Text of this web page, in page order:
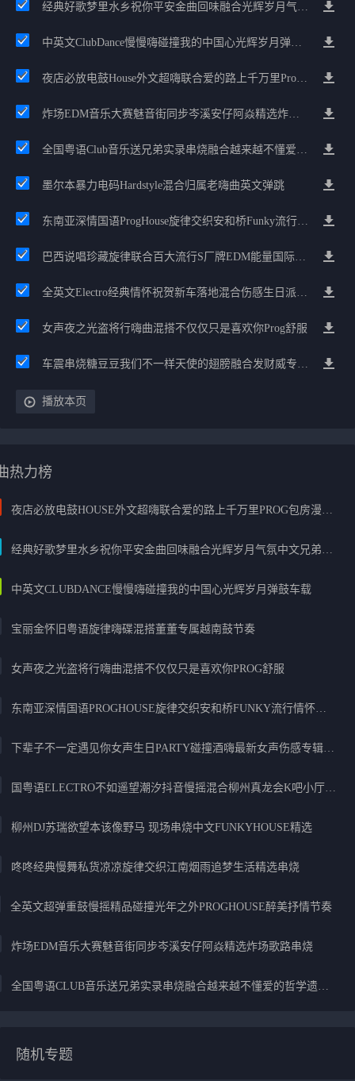
经典好歌梦里水乡祝你平安金曲回味融合光辉岁月气氛中文兄弟串烧
中英文ClubDance慢慢嗨碰撞我的中国心光辉岁月弹鼓车载
夜店必放电鼓House外文超嗨联合爱的路上千万里Prog包房漫步上头
炸场EDM音乐大赛魅音街同步岑溪安仔阿焱精选炸场歌路串烧
全国粤语Club音乐送兄弟实录串烧融合越来越不懂爱的哲学遗憾专辑
墨尔本暴力电码Hardstyle混合归属老嗨曲英文弹跳
东南亚深情国语ProgHouse旋律交织安和桥Funky流行情怀串烧
巴西说唱珍藏旋律联合百大流行S厂牌EDM能量国际电音串烧
全英文Electro经典情怀祝贺新车落地混合伤感生日派对中文Club串烧
女声夜之光盗将行嗨曲混搭不仅仅只是喜欢你Prog舒服
车震串烧糖豆豆我们不一样天使的翅膀融合发财威专属金边太空仓节奏
播放本页
热力榜
夜店必放电鼓HOUSE外文超嗨联合爱的路上千万里PROG包房漫步上头
经典好歌梦里水乡祝你平安金曲回味融合光辉岁月气氛中文兄弟串烧
中英文CLUBDANCE慢慢嗨碰撞我的中国心光辉岁月弹鼓车载
宝丽金怀旧粤语旋律嗨碟混搭董董专属越南鼓节奏
女声夜之光盗将行嗨曲混搭不仅仅只是喜欢你PROG舒服
东南亚深情国语PROGHOUSE旋律交织安和桥FUNKY流行情怀串烧
下辈子不一定遇见你女声生日PARTY碰撞酒嗨最新女声伤感专辑实录
国粤语ELECTRO不如遥望潮汐抖音慢摇混合柳州真龙会K吧小厅小康混音
柳州DJ苏瑞欲望本该像野马 现场串烧中文FUNKYHOUSE精选
咚咚经典慢舞私货凉凉旋律交织江南烟雨追梦生活精选串烧
全英文超弹重鼓慢摇精品碰撞光年之外PROGHOUSE醉美抒情节奏
炸场EDM音乐大赛魅音街同步岑溪安仔阿焱精选炸场歌路串烧
全国粤语CLUB音乐送兄弟实录串烧融合越来越不懂爱的哲学遗憾专辑
随机专题